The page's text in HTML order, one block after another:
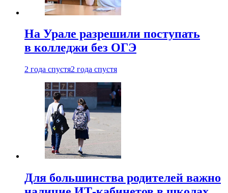
На Урале разрешили поступать
в колледжи без ОГЭ
2 года спустя2 года спустя
Для большинства родителей важно